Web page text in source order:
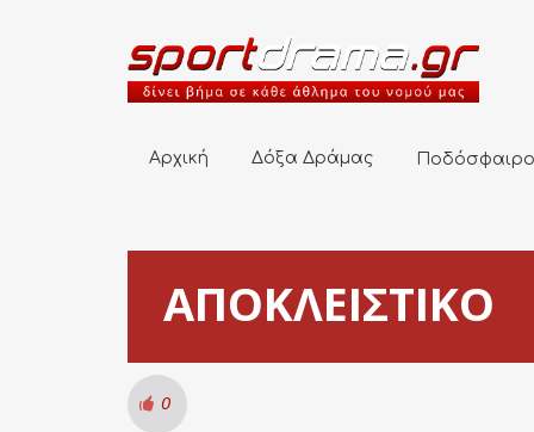
Αρχική Δόξα Δράμας Ποδόσφαιρο
ΑΠΟΚΛΕΙΣΤΙΚΟ
0